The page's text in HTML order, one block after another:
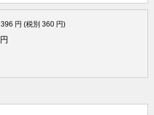
396 円 (税別 360 円)
円